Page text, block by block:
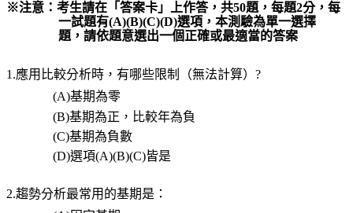
※注意：考生請在「答案卡」上作答，共50題，每題2分，每
一試題有(A)(B)(C)(D)選項，本測驗為單一選擇
題，請依題意選出一個正確或最適當的答案
1.應用比較分析時，有哪些限制（無法計算） ?
(A)基期為零
(B)基期為正，比較年為負
(C)基期為負數
(D)選項(A)(B)(C)皆是
2.趨勢分析最常用的基期是：